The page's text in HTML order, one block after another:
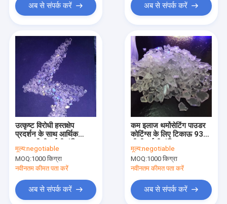
हमारे बारे में
कारखाना भ्रमण
गुणवत्ता नियंत्रण
संपर्क करें
एक उद्धरण का अनुरोध करें
अब से संपर्क करें अब से संपर्क करें
उत्कृष्ट विरोधी हस्तक्षेप
प्रदर्शन के साथ आर्थिक
राल
मूल्य:negotiable
MOQ:1000 किग्रा
नवीनतम कीमत पता करें
अब से संपर्क करें
कम इलाज थर्मोसेटिंग पाउडर
कोटिंग्स के लिए टिकाऊ 93/7
मूल्य:negotiable
MOQ:1000 किग्रा
नवीनतम कीमत पता करें
अब से संपर्क करें